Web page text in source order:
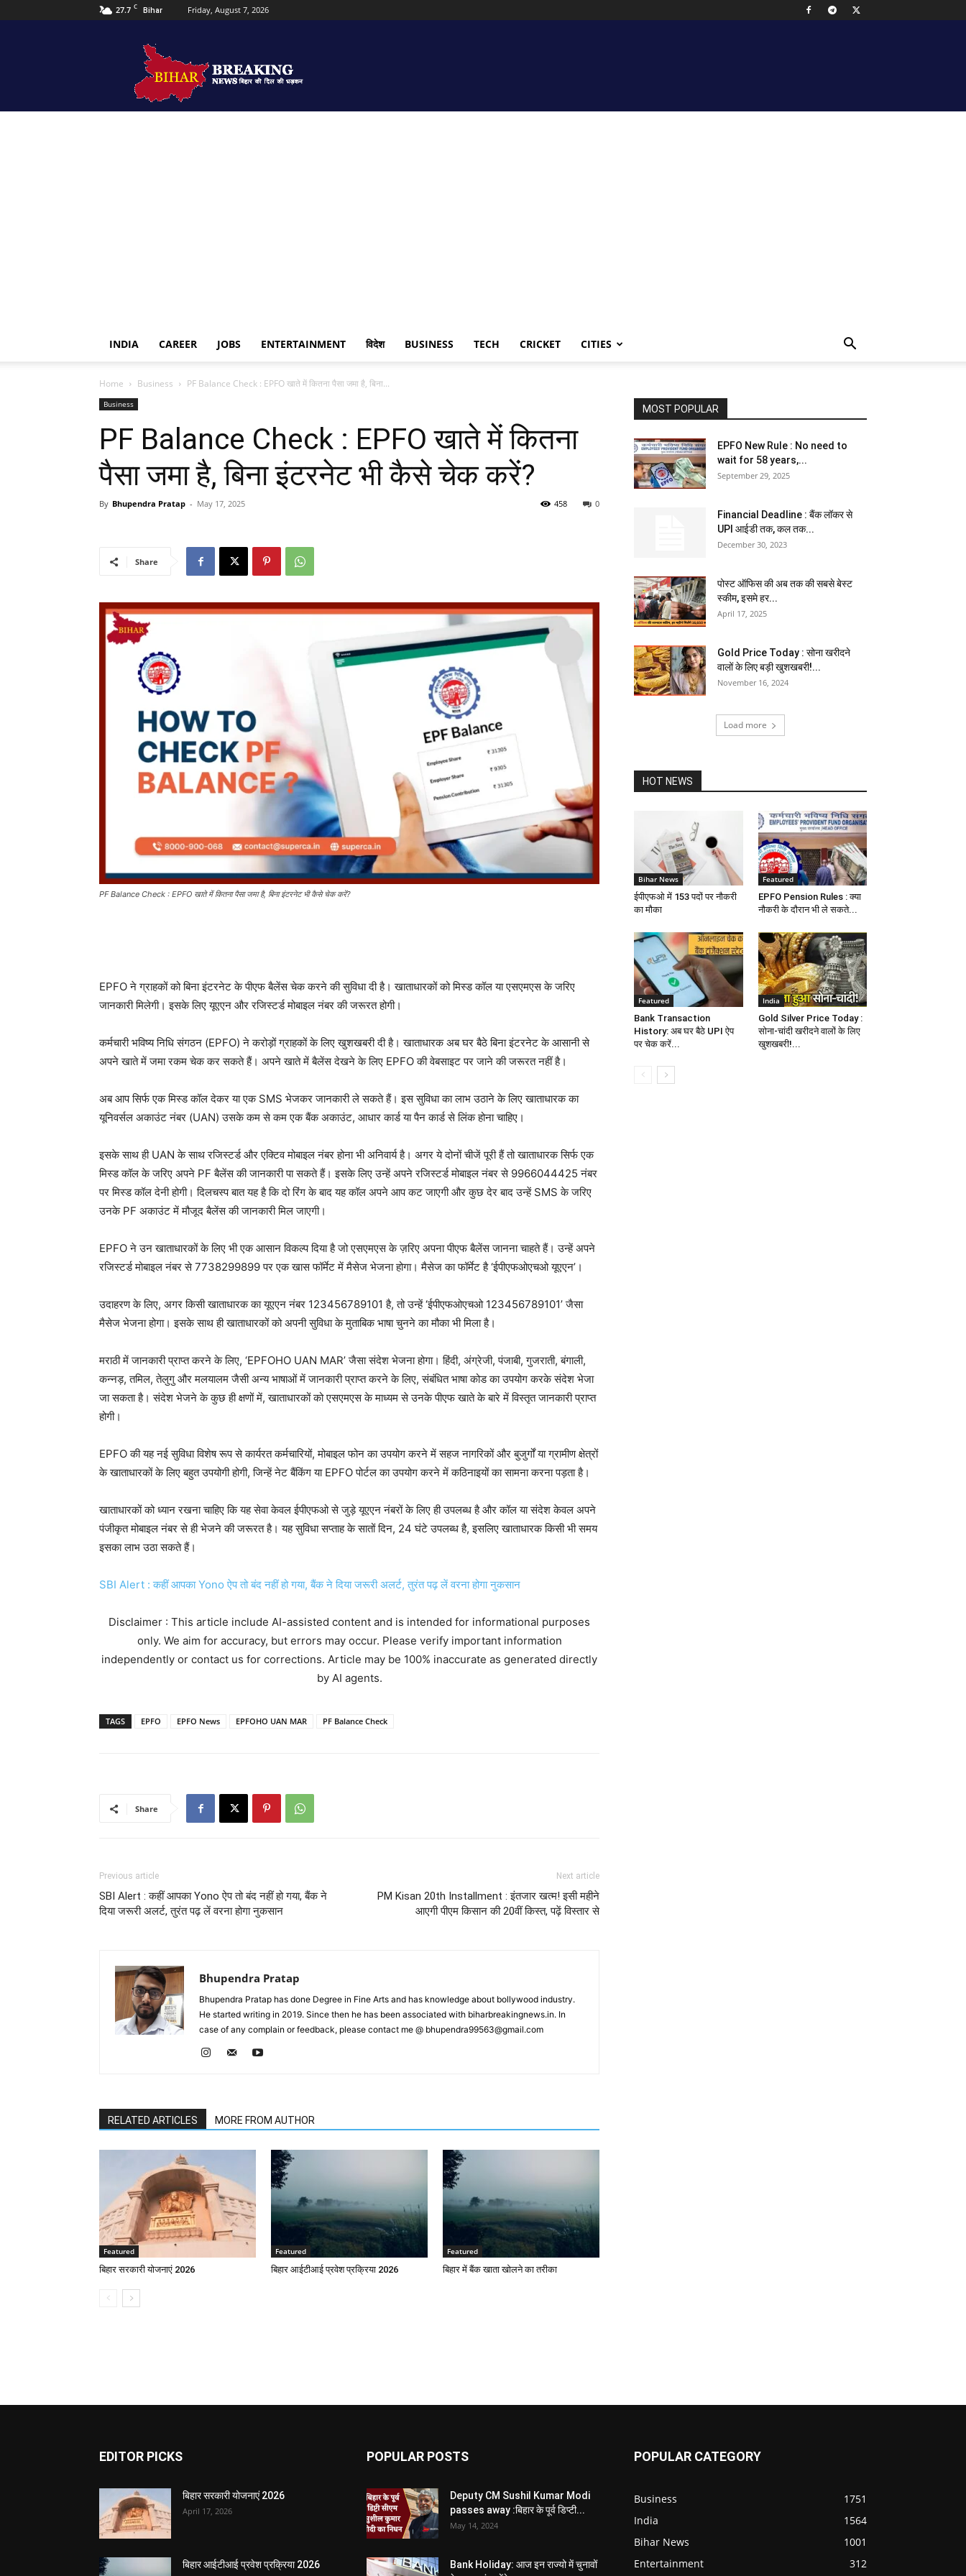
27.7 C Bihar Friday, August 7, 2026
Breaking
news
INDIA CAREER JOBS ENTERTAINMENT विदेश BUSINESS TECH CRICKET CITIES
Home Business PF Balance Check : EPFO खाते में कितना पैसा जमा है, बिना...
Business
PF Balance Check : EPFO खाते में कितना
पैसा जमा है, बिना इंटरनेट भी कैसे चेक करें?
By Bhupendra Pratap - May 17, 2025 0
458
Share
PF Balance Check : EPFO खाते में कितना पैसा जमा है, बिना इंटरनेट भी कैसे चेक करें?
EPFO ने ग्राहकों को बिना इंटरनेट के पीएफ बैलेंस चेक करने की सुविधा दी है। खाताधारकों को मिस्ड कॉल या एसएमएस के जरिए
जानकारी मिलेगी। इसके लिए यूएएन और रजिस्टर्ड मोबाइल नंबर की जरूरत होगी।
कर्मचारी भविष्य निधि संगठन (EPFO) ने करोड़ों ग्राहकों के लिए खुशखबरी दी है। खाताधारक अब घर बैठे बिना इंटरनेट के आसानी से
अपने खाते में जमा रकम चेक कर सकते हैं। अपने खाते में बैलेंस देखने के लिए EPFO ​​की वेबसाइट पर जाने की जरूरत नहीं है।
अब आप सिर्फ एक मिस्ड कॉल देकर या एक SMS भेजकर जानकारी ले सकते हैं। इस सुविधा का लाभ उठाने के लिए खाताधारक का
यूनिवर्सल अकाउंट नंबर (UAN) उसके कम से कम एक बैंक अकाउंट, आधार कार्ड या पैन कार्ड से लिंक होना चाहिए।
इसके साथ ही UAN के साथ रजिस्टर्ड और एक्टिव मोबाइल नंबर होना भी अनिवार्य है। अगर ये दोनों चीजें पूरी हैं तो खाताधारक सिर्फ एक
मिस्ड कॉल के जरिए अपने PF बैलेंस की जानकारी पा सकते हैं। इसके लिए उन्हें अपने रजिस्टर्ड मोबाइल नंबर से 9966044425 नंबर
पर मिस्ड कॉल देनी होगी। दिलचस्प बात यह है कि दो रिंग के बाद यह कॉल अपने आप कट जाएगी और कुछ देर बाद उन्हें SMS के जरिए
उनके PF अकाउंट में मौजूद बैलेंस की जानकारी मिल जाएगी।
EPFO ने उन खाताधारकों के लिए भी एक आसान विकल्प दिया है जो एसएमएस के ज़रिए अपना पीएफ बैलेंस जानना चाहते हैं। उन्हें अपने
रजिस्टर्ड मोबाइल नंबर से 7738299899 पर एक खास फॉर्मेट में मैसेज भेजना होगा। मैसेज का फॉर्मेट है ‘ईपीएफओएचओ यूएएन’।
उदाहरण के लिए, अगर किसी खाताधारक का यूएएन नंबर 123456789101 है, तो उन्हें ‘ईपीएफओएचओ 123456789101’ जैसा
मैसेज भेजना होगा। इसके साथ ही खाताधारकों को अपनी सुविधा के मुताबिक भाषा चुनने का मौका भी मिला है।
मराठी में जानकारी प्राप्त करने के लिए, ‘EPFOHO UAN MAR’ जैसा संदेश भेजना होगा। हिंदी, अंग्रेजी, पंजाबी, गुजराती, बंगाली,
कन्नड़, तमिल, तेलुगु और मलयालम जैसी अन्य भाषाओं में जानकारी प्राप्त करने के लिए, संबंधित भाषा कोड का उपयोग करके संदेश भेजा
जा सकता है। संदेश भेजने के कुछ ही क्षणों में, खाताधारकों को एसएमएस के माध्यम से उनके पीएफ खाते के बारे में विस्तृत जानकारी प्राप्त
होगी।
EPFO की यह नई सुविधा विशेष रूप से कार्यरत कर्मचारियों, मोबाइल फोन का उपयोग करने में सहज नागरिकों और बुजुर्गों या ग्रामीण क्षेत्रों
के खाताधारकों के लिए बहुत उपयोगी होगी, जिन्हें नेट बैंकिंग या EPFO पोर्टल का उपयोग करने में कठिनाइयों का सामना करना पड़ता है।
खाताधारकों को ध्यान रखना चाहिए कि यह सेवा केवल ईपीएफओ से जुड़े यूएएन नंबरों के लिए ही उपलब्ध है और कॉल या संदेश केवल अपने
पंजीकृत मोबाइल नंबर से ही भेजने की जरूरत है। यह सुविधा सप्ताह के सातों दिन, 24 घंटे उपलब्ध है, इसलिए खाताधारक किसी भी समय
इसका लाभ उठा सकते हैं।
SBI Alert : कहीं आपका Yono ऐप तो बंद नहीं हो गया, बैंक ने दिया जरूरी अलर्ट, तुरंत पढ़ लें वरना होगा नुकसान
Disclaimer : This article include AI-assisted content and is intended for informational purposes
only. We aim for accuracy, but errors may occur. Please verify important information
independently or contact us for corrections. Article may be 100% inaccurate as generated directly
by AI agents.
TAGS EPFO EPFO News EPFOHO UAN MAR PF Balance Check
Share
Previous article
SBI Alert : कहीं आपका Yono ऐप तो बंद नहीं हो गया, बैंक ने
दिया जरूरी अलर्ट, तुरंत पढ़ लें वरना होगा नुकसान
Next article
PM Kisan 20th Installment : इंतजार खत्म! इसी महीने
आएगी पीएम किसान की 20वीं किस्त, पढ़ें विस्तार से
Bhupendra Pratap
Bhupendra Pratap has done Degree in Fine Arts and has knowledge about bollywood industry.
He started writing in 2019. Since then he has been associated with biharbreakingnews.in. In
case of any complain or feedback, please contact me @ bhupendra99563@gmail.com
RELATED ARTICLES MORE FROM AUTHOR
Featured
बिहार सरकारी योजनाएं 2026
Featured
बिहार आईटीआई प्रवेश प्रक्रिया 2026
Featured
बिहार में बैंक खाता खोलने का तरीका
MOST POPULAR
EPFO New Rule : No need to
wait for 58 years,...
September 29, 2025
Financial Deadline : बैंक लॉकर से
UPI आईडी तक, कल तक...
December 30, 2023
पोस्ट ऑफिस की अब तक की सबसे बेस्ट
स्कीम, इसमे हर...
April 17, 2025
Gold Price Today : सोना खरीदने
वालों के लिए बड़ी खुशखबरी!...
November 16, 2024
Load more
HOT NEWS
Bihar News
ईपीएफओ में 153 पदों पर नौकरी
का मौका
Featured
EPFO Pension Rules : क्या
नौकरी के दौरान भी ले सकते...
Featured
Bank Transaction
History: अब घर बैठे UPI ऐप
पर चेक करें...
India
Gold Silver Price Today :
सोना-चांदी खरीदने वालों के लिए
खुशखबरी!...
EDITOR PICKS
बिहार सरकारी योजनाएं 2026
April 17, 2026
बिहार आईटीआई प्रवेश प्रक्रिया 2026
POPULAR POSTS
Deputy CM Sushil Kumar Modi
passes away :बिहार के पूर्व डिप्टी...
May 14, 2024
Bank Holiday: आज इन राज्यो में चुनावों
POPULAR CATEGORY
Business
1751
India
1564
Bihar News
1001
Entertainment
312